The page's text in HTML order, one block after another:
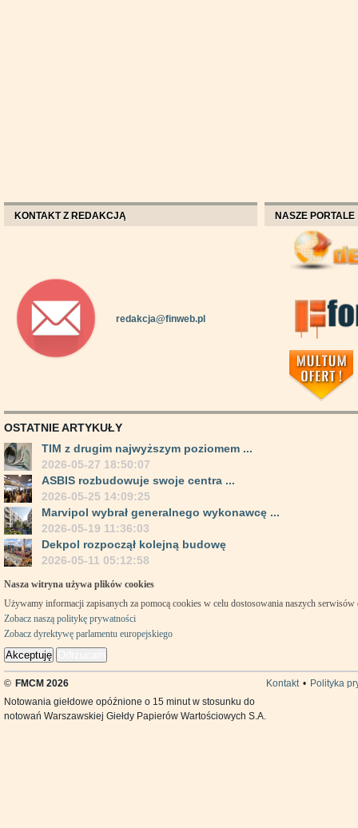
KONTAKT Z REDAKCJĄ
redakcja@finweb.pl
NASZE PORTALE
OSTATNIE ARTYKUŁY
TIM z drugim najwyższym poziomem ...
2026-05-27 18:50:07
ASBIS rozbudowuje swoje centra ...
2026-05-25 14:09:25
Marvipol wybrał generalnego wykonawcę ...
2026-05-19 11:36:03
Dekpol rozpoczął kolejną budowę
2026-05-11 05:12:58
Nasza witryna używa plików cookies
Używamy informacji zapisanych za pomocą cookies w celu dostosowania naszych
Zobacz naszą politykę prywatności
Zobacz dyrektywę parlamentu europejskiego
Akceptuję
© FMCM 2026 Kontakt • Polityka
Notowania giełdowe opóźnione o 15 minut w stosunku do
notowań Warszawskiej Giełdy Papierów Wartościowych S.A.